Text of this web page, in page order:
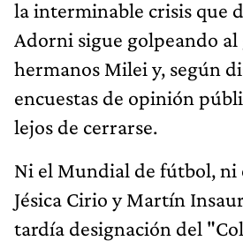
la interminable crisis que
Adorni sigue golpeando
hermanos Milei y, según
encuestas de opinión
lejos de cerrarse.
Ni el Mundial de fútbol, ni
Jésica Cirio y Martín
tardía designación del